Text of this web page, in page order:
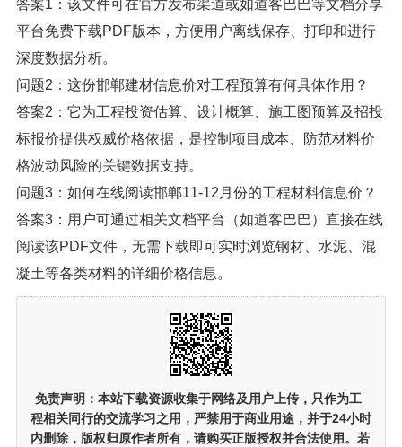
答案1：该文件可在官方发布渠道或如道客巴巴等文档分享
平台免费下载PDF版本，方便用户离线保存、打印和进行
深度数据分析。
问题2：这份邯郸建材信息价对工程预算有何具体作用？
答案2：它为工程投资估算、设计概算、施工图预算及招投
标报价提供权威价格依据，是控制项目成本、防范材料价
格波动风险的关键数据支持。
问题3：如何在线阅读邯郸11-12月份的工程材料信息价？
答案3：用户可通过相关文档平台（如道客巴巴）直接在线
阅读该PDF文件，无需下载即可实时浏览钢材、水泥、混
凝土等各类材料的详细价格信息。
免责声明： 本站下载资源收集于网络及用户上传， 只作为工
程相关同行的交流学习之用 ，严禁用于商业用途，并于24小时
内删除，版权归原作者所有，请购买正版授权并合法使用。若